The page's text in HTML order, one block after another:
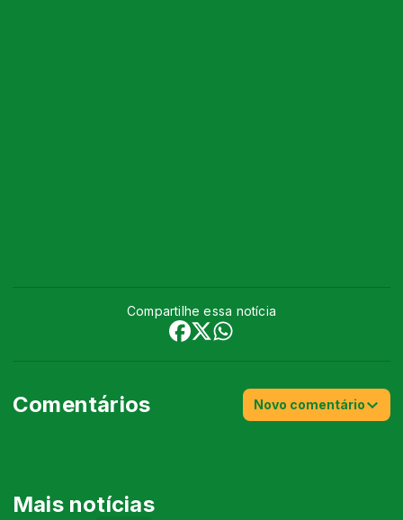
Compartilhe essa notícia
Comentários Novo comentário
Mais notícias